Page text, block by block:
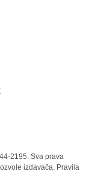
2195. Sva prava
izdavača. Pravila